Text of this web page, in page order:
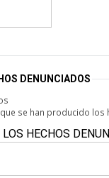
DENUNCIADOS
se han producido
HECHOS